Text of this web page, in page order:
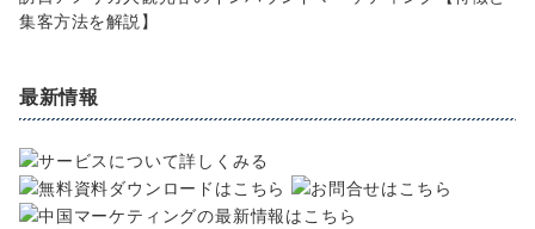
集客方法を解説】
最新情報